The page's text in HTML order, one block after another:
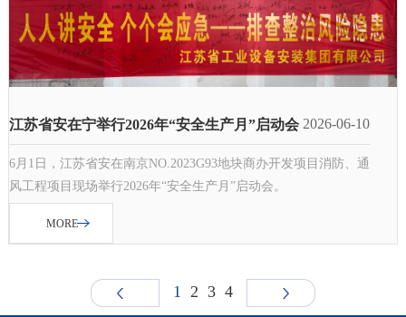
2026-06-10
江苏省安在宁举行2026年“安全生产月”启动会
6月1日，江苏省安在南京NO.2023G93地块商办开发项目消防、通
风工程项目现场举行2026年“安全生产月”启动会。
MORE
1 2 3 4